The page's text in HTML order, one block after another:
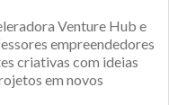
Venture Hub e
empreendedores
criativas com ideias
em novos